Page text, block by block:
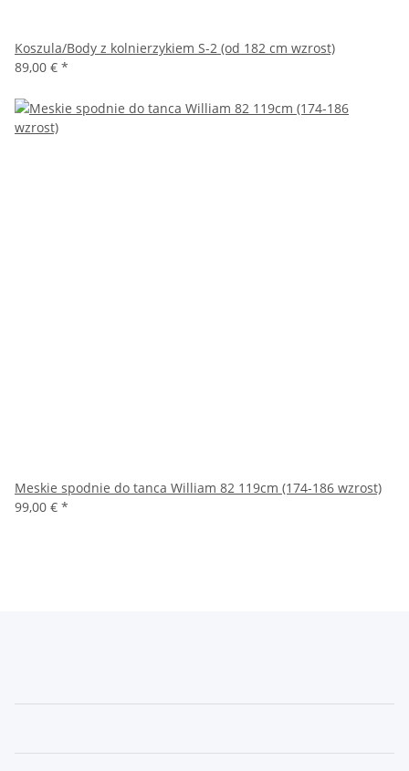
Koszula/Body z kolnierzykiem S-2 (od 182 cm wzrost)
89,00 € *
Meskie spodnie do tanca William 82 119cm (174-186 wzrost)
99,00 € *